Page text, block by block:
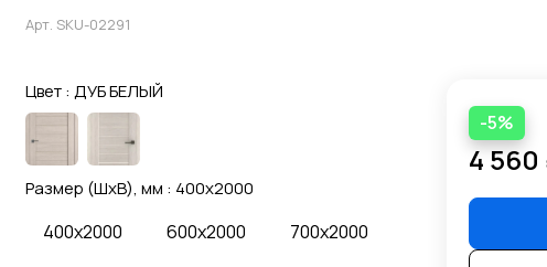
Арт. SKU-02291
Цвет : ДУБ БЕЛЫЙ
Размер (ШхВ), мм : 400x2000
400x2000 600x2000 700x2000
-5%
4 560